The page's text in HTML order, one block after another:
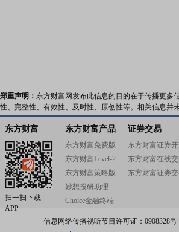
郑重声明： 东方财富网发布此信息的目的在于传播更多
性、完整性、有效性、及时性、原创性等。相关信息并
东方财富
扫一扫下载
APP
东方财富产品
东方财富免费版
东方财富Level-2
东方财富策略版
妙想投研助理
Choice金融终端
证券交易
东方财富证券
东方财富在线
东方财富证券
信息网络传播视听节目许可证：0908328